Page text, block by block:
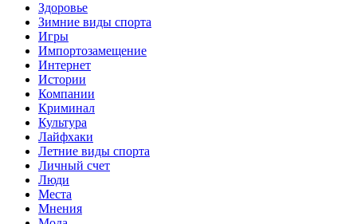
Здоровье
Зимние виды спорта
Игры
Импортозамещение
Интернет
Истории
Компании
Криминал
Культура
Лайфхаки
Летние виды спорта
Личный счет
Люди
Места
Мнения